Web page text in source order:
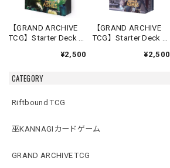
CATEGORY
Riftbound TCG
巫KANNAGIカードゲーム
GRAND ARCHIVE TCG
【GRAND ARCHIVE
TCG】Starter Deck -
Ashes】《英語版》
¥2,500
【GRAND ARCHIVE
TCG】Starter Deck -
Ashes】《英語版》
¥2,500